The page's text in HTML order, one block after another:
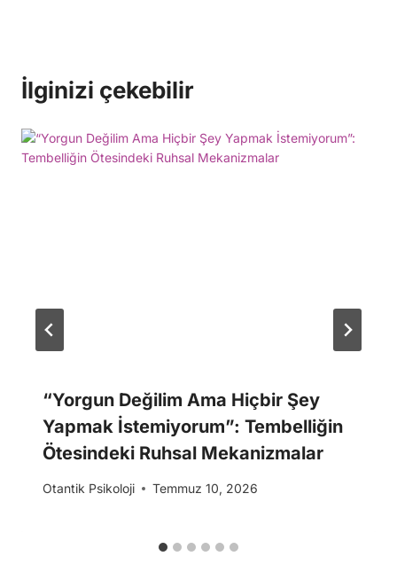
İlginizi çekebilir
“Yorgun Değilim Ama Hiçbir Şey
Yapmak İstemiyorum”: Tembelliğin
Ötesindeki Ruhsal Mekanizmalar
Otantik Psikoloji Temmuz 10, 2026